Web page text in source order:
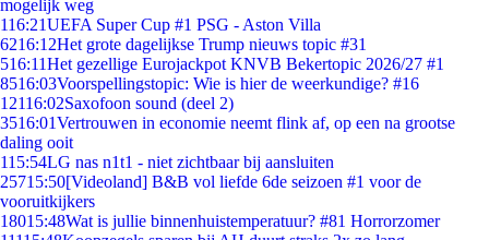
mogelijk weg
116:21UEFA Super Cup #1 PSG - Aston Villa
6216:12Het grote dagelijkse Trump nieuws topic #31
516:11Het gezellige Eurojackpot KNVB Bekertopic 2026/27 #1
8516:03Voorspellingstopic: Wie is hier de weerkundige? #16
12116:02Saxofoon sound (deel 2)
3516:01Vertrouwen in economie neemt flink af, op een na grootse
daling ooit
115:54LG nas n1t1 - niet zichtbaar bij aansluiten
25715:50[Videoland] B&B vol liefde 6de seizoen #1 voor de
vooruitkijkers
18015:48Wat is jullie binnenhuistemperatuur? #81 Horrorzomer